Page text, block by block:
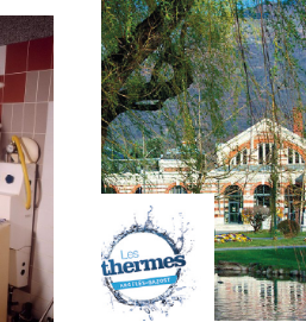
Argelès-Gazost